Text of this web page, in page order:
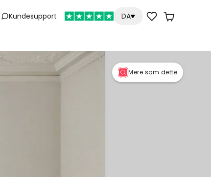
Kundesupport DA
Mere som dette